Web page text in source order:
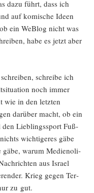
dazu führt, dass ich
auf komi­sche Ideen
ein WeB­log nicht was
habe es jetzt aber
schrei­be ich
noch immer
wie in den letz­ten
dar­über macht, ob ein
den Lieb­lings­sport Fuß­
wich­ti­ge­res gäbe
gäbe, war­um Medi­en­oli­
aus Isra­el
Krieg gegen Ter­
zu gut.